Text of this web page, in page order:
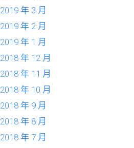
2019 年 3 月
2019 年 2 月
2019 年 1 月
2018 年 12 月
2018 年 11 月
2018 年 10 月
2018 年 9 月
2018 年 8 月
2018 年 7 月